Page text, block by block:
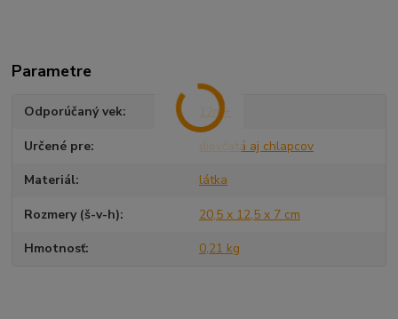
Parametre
Odporúčaný vek 12m+
Určené pre dievčatá aj chlapcov
Materiál látka
Rozmery (š-v-h) 20,5 x 12,5 x 7 cm
Hmotnosť 0,21 kg